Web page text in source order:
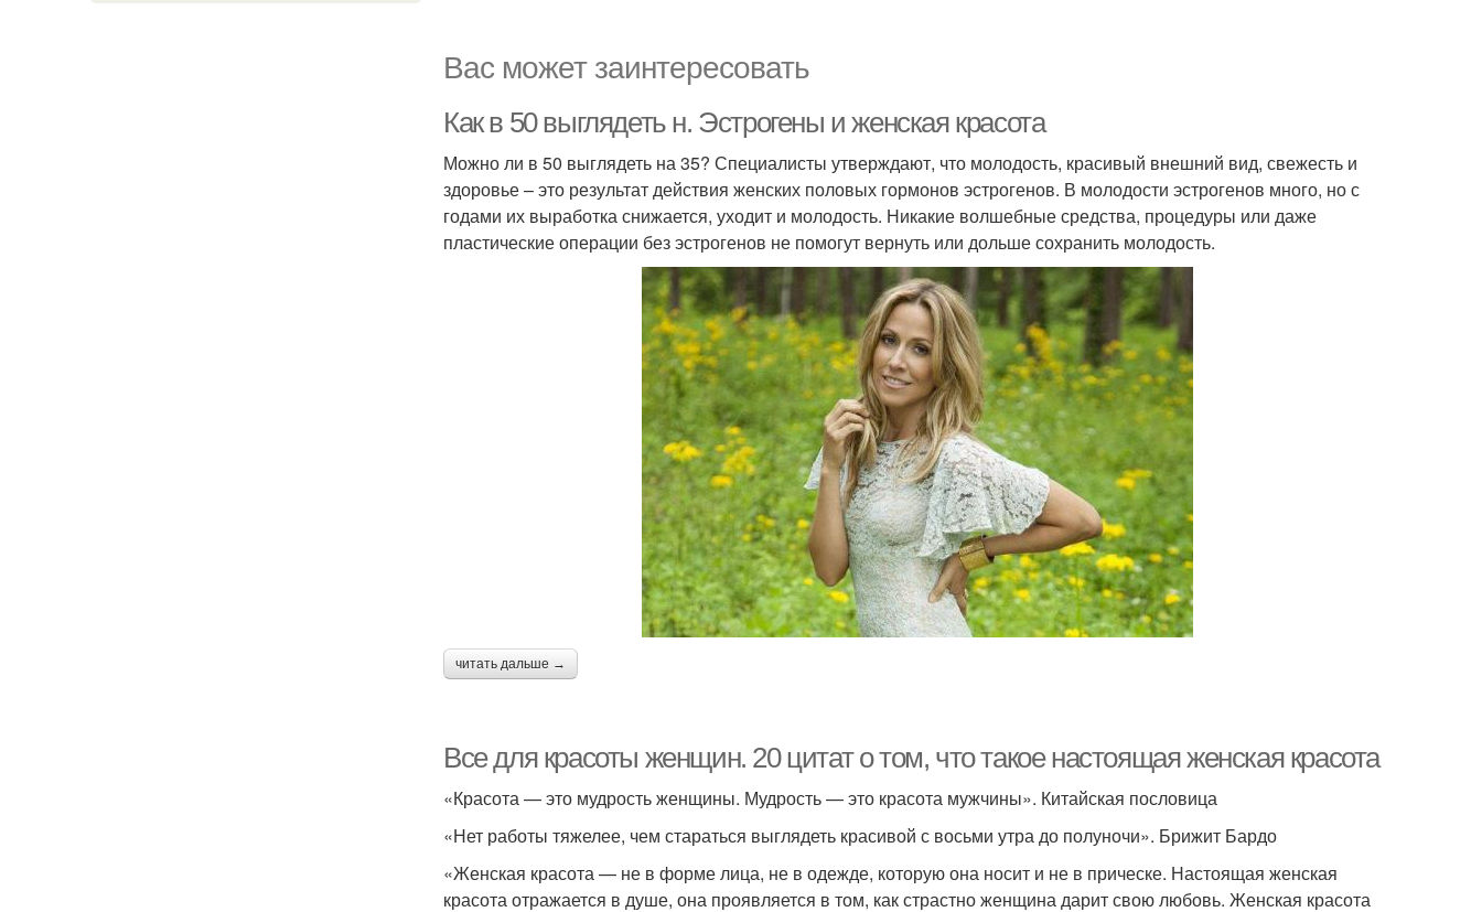
Вас может заинтересовать
Как в 50 выглядеть н. Эстрогены и женская красота
Можно ли в 50 выглядеть на 35? Специалисты утверждают, что молодость, красивый внешний вид, свежесть и
здоровье – это результат действия женских половых гормонов эстрогенов. В молодости эстрогенов много, но с
годами их выработка снижается, уходит и молодость. Никакие волшебные средства, процедуры или даже
пластические операции без эстрогенов не помогут вернуть или дольше сохранить молодость.
читать дальше →
Все для красоты женщин. 20 цитат о том, что такое настоящая женская красота
«Красота — это мудрость женщины. Мудрость — это красота мужчины». Китайская пословица
«Нет работы тяжелее, чем стараться выглядеть красивой с восьми утра до полуночи». Брижит Бардо
«Женская красота — не в форме лица, не в одежде, которую она носит и не в прическе. Настоящая женская
красота отражается в душе, она проявляется в том, как страстно женщина дарит свою любовь. Женская красота